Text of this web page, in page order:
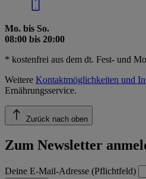
Mo. bis So.
08:00 bis 20:00
* kostenfrei aus dem dt. Fest- und
Weitere Kontaktmöglichkeiten und
Ernährungsservice.
Zurück nach oben
Zum Newsletter
Deine E-Mail-Adresse (Pflichtfeld)